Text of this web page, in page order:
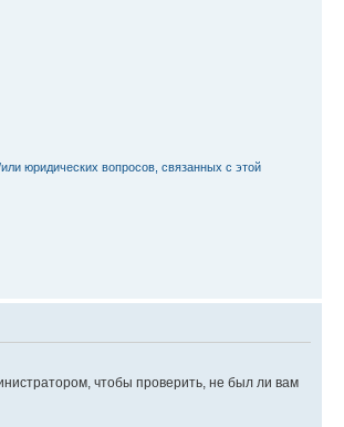
юридических вопросов, связанных с этой
чтобы проверить, не был ли вам